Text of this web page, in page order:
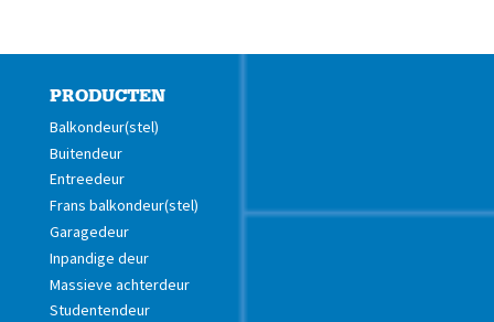
PRODUCTEN
Balkondeur(stel)
Buitendeur
Entreedeur
Frans balkondeur(stel)
Garagedeur
Inpandige deur
Massieve achterdeur
Studentendeur